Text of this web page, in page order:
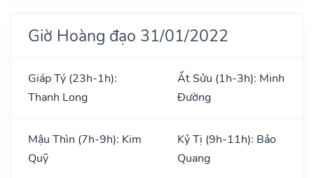
Giờ Hoàng đạo 31/01/2022
Giáp Tý (23h-1h):
Thanh Long
Ất Sửu (1h-3h): Minh
Đường
Mậu Thìn (7h-9h): Kim
Quỹ
Kỷ Tị (9h-11h): Bảo
Quang